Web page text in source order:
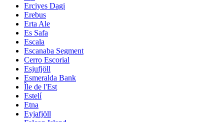
Erciyes Dagi
Erebus
Erta Ale
Es Safa
Escala
Escanaba Segment
Cerro Escorial
Esjufjöll
Esmeralda Bank
Île de l'Est
Estelí
Etna
Eyjafjöll